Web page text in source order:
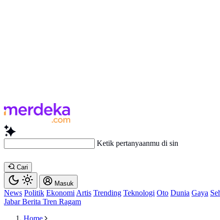
Ketik pertanya
Cari
Masuk
News Politik Ekonomi Artis Trending Teknologi Oto Dunia Gaya
JabarBerita Tren Ragam
Home